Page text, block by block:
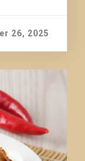
26, 2025